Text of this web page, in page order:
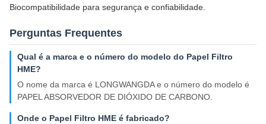
Biocompatibilidade para segurança e confiabilidade.
Perguntas Frequentes
Qual é a marca e o número do modelo do Papel Filtro
HME?
O nome da marca é LONGWANGDA e o número do modelo é
PAPEL ABSORVEDOR DE DIÓXIDO DE CARBONO.
Onde o Papel Filtro HME é fabricado?